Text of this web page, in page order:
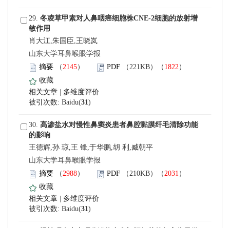
29.
肖大江,朱国臣,王晓岚
山东大学耳鼻喉眼学报
）
）
)
30.
王德辉,孙 琼,王 锋,于华鹏,胡 利,臧朝平
山东大学耳鼻喉眼学报
）
）
)